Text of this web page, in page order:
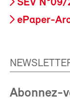
SEV
ePaper-
Abonnez-